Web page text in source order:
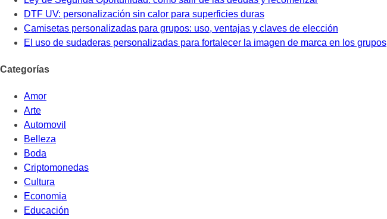
DTF UV: personalización sin calor para superficies duras
Camisetas personalizadas para grupos: uso, ventajas y claves de elección
El uso de sudaderas personalizadas para fortalecer la imagen de marca en los grupos
Categorías
Amor
Arte
Automovil
Belleza
Boda
Criptomonedas
Cultura
Economia
Educación